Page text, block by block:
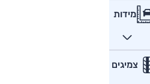
מידות
צמיגים